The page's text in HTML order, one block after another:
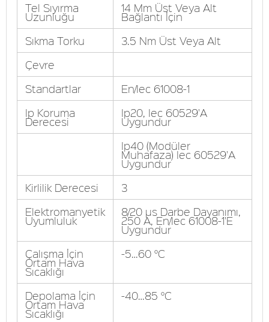
Tel Sıyırma
Uzunluğu
14 Mm Üst Veya Alt
Bağlantı İçin
Sıkma Torku
3.5 Nm Üst Veya Alt
Çevre
Standartlar
En/Iec 61008-1
Ip Koruma
Derecesi
Ip20, Iec 60529'A
Uygundur
Ip40 (Modüler
Muhafaza) Iec 60529'A
Uygundur
Kirlilik Derecesi
3
Elektromanyetik
Uyumluluk
8/20 µs Darbe Dayanımı,
250 A, En/Iec 61008-1'E
Uygundur
Çalışma İçin
Ortam Hava
Sıcaklığı
-5…60 °C
Depolama İçin
Ortam Hava
Sıcaklığı
-40…85 °C